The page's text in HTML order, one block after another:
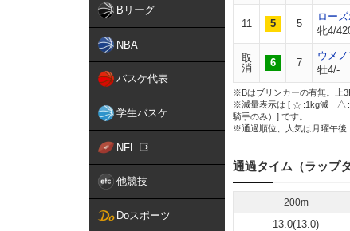
Bリーグ
NBA
バスケ代表
学生バスケ
NFL
他競技
Doスポーツ
11 5 5
ロー
牝4/
取
消
6 7
ウメ
牡4/-
※Bはブリンカーの有無。上
※減量表示は [
:1kg減
騎手のみ）] です。
※通過順位、人気は月曜午後
通過タイム（ラップタ
200m
13.0(13.0)